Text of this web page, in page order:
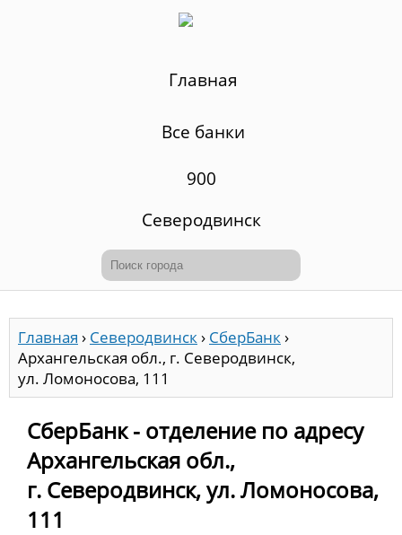
Главная
Все банки
900
Северодвинск
Главная › Северодвинск› СберБанк›
Архангельская обл., г. Северодвинск,
ул. Ломоносова, 111
СберБанк - отделение по адресу
Архангельская обл.,
г. Северодвинск, ул. Ломоносова,
111